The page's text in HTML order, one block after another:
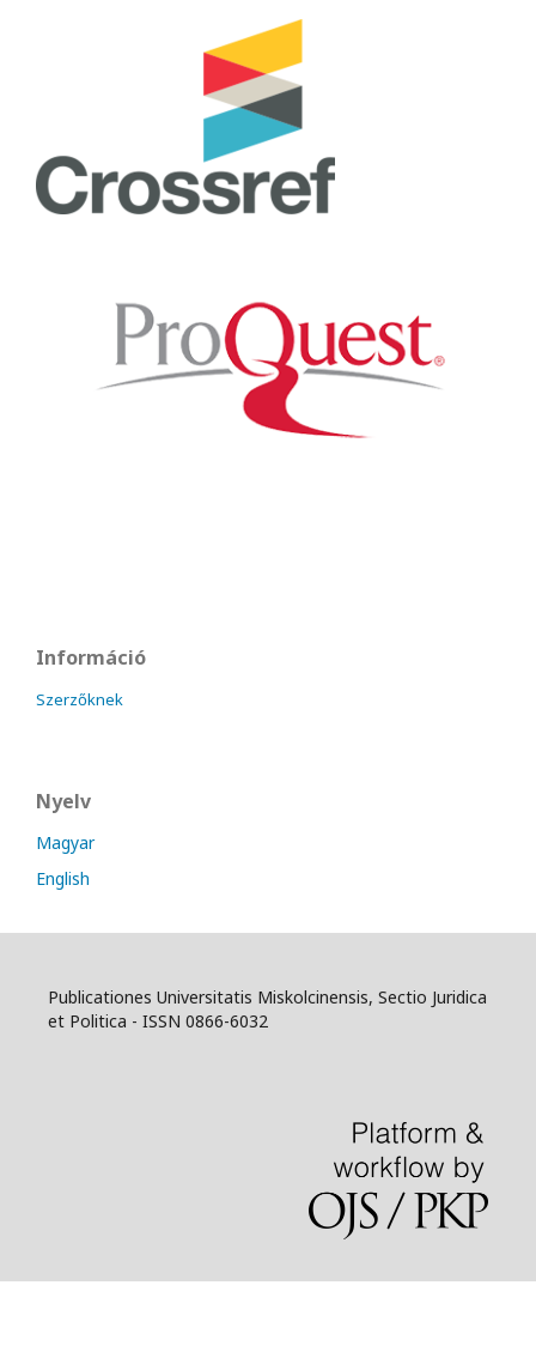
Információ
Szerzőknek
Nyelv
Magyar
English
Publicationes Universitatis Miskolcinensis, Sectio Juridica
et Politica - ISSN 0866-6032